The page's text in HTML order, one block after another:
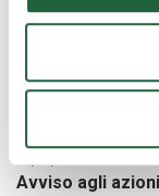
Sociale
Notice to the
05/06/2026
Avviso agli